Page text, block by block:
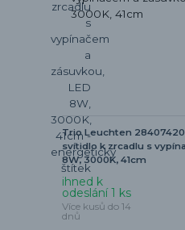
Trio Leuchten
svítidlo k zrcadlu s
8W, 3000K, 41cm
ihned k
odeslání 1 ks
Více kusů do 14
dnů